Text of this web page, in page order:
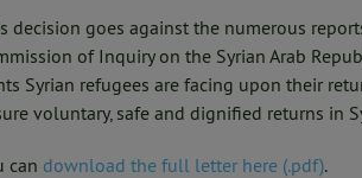
decision goes against the numerous
of Inquiry on the Syrian Arab
Syrian refugees are facing upon their
voluntary, safe and dignified returns in
can download the full letter here (.pdf).